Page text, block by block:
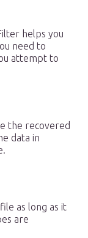
helps you
need to
attempt to
the recovered
data in
as long as it
are